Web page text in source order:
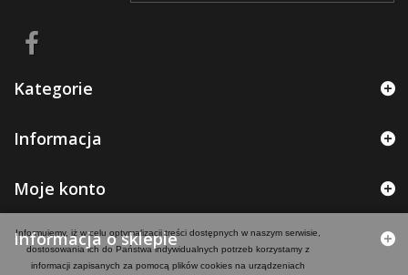
Informujemy, iż w celu optymalizacji treści dostępnych w naszym serwisie,
dostosowania ich do Państwa indywidualnych potrzeb korzystamy z
informacji zapisanych za pomocą plików cookies na urządzeniach
Kategorie
Informacja
Moje konto
Informacja o sklepie